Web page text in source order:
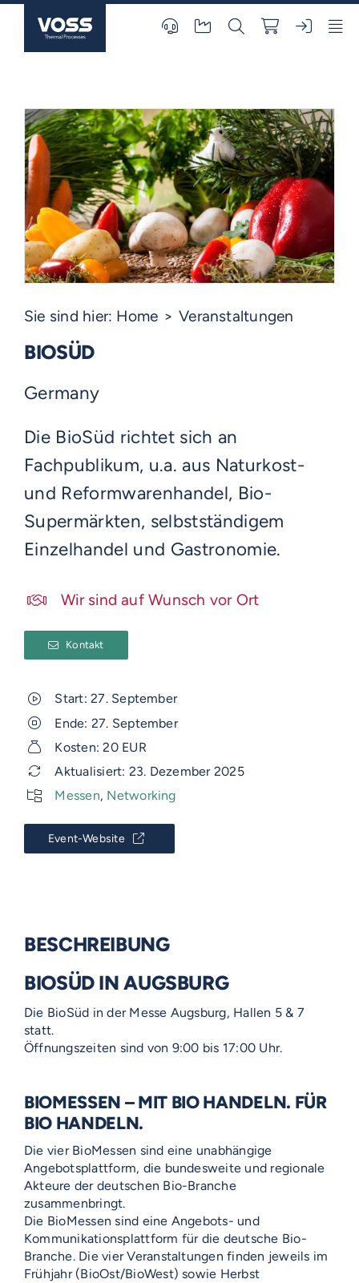
Sie sind hier: Home Veranstaltungen
BIOSÜD
Germany
Die BioSüd richtet sich an
Fachpublikum, u.a. aus Naturkost-
und Reformwarenhandel, Bio-
Supermärkten, selbstständigem
Einzelhandel und Gastronomie.
Wir sind auf Wunsch vor Ort
Kontakt
Start: 27. September
Ende: 27. September
Kosten: 20 EUR
Aktualisiert: 23. Dezember 2025
Messen, Networking
Event-Website
BESCHREIBUNG
BIOSÜD IN AUGSBURG
Die BioSüd in der Messe Augsburg, Hallen 5 & 7
statt.
Öffnungszeiten sind von 9:00 bis 17:00 Uhr.
BIOMESSEN – MIT BIO HANDELN. FÜR
BIO HANDELN.
Die vier BioMessen sind eine unabhängige
Angebotsplattform, die bundesweite und regionale
Akteure der deutschen Bio-Branche
zusammenbringt.
Die BioMessen sind eine Angebots- und
Kommunikationsplattform für die deutsche Bio-
Branche. Die vier Veranstaltungen finden jeweils im
Frühjahr (BioOst/BioWest) sowie Herbst